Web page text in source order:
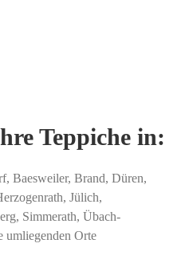
Teppiche in:
Baesweiler, Brand, Düren,
Jülich,
Simmerath, Übach-
umliegenden Orte